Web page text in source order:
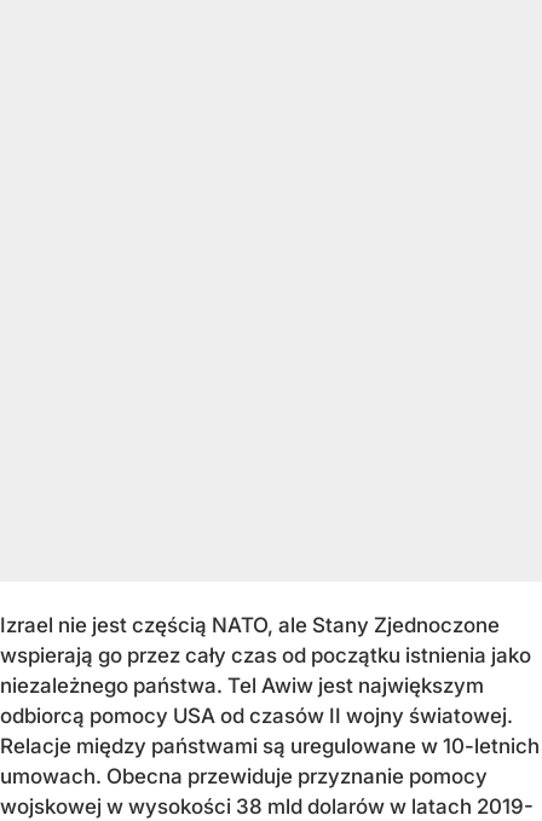
Izrael nie jest częścią NATO, ale Stany Zjednoczone
wspierają go przez cały czas od początku istnienia jako
niezależnego państwa. Tel Awiw jest największym
odbiorcą pomocy USA od czasów II wojny światowej.
Relacje między państwami są uregulowane w 10-letnich
umowach. Obecna przewiduje przyznanie pomocy
wojskowej w wysokości 38 mld dolarów w latach 2019-